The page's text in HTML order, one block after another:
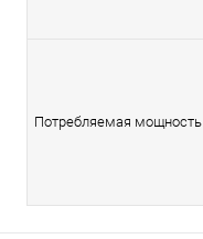
Потребляемая мощность